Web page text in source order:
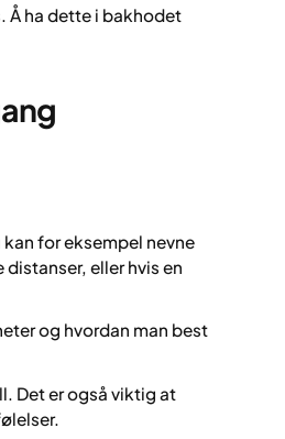
Å ha dette i bakhodet
for eksempel nevne
eller hvis en
og hvordan man best
Det er også viktig at